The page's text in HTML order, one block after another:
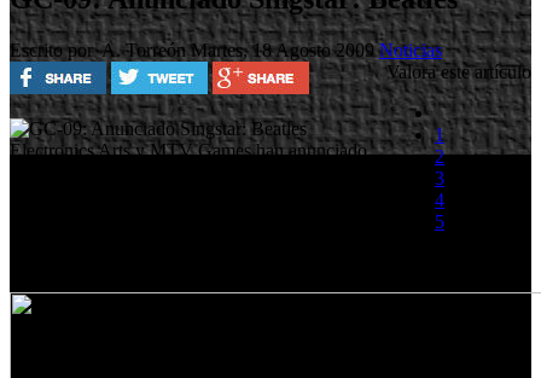
Escrito por A. TorreónMartes, 18 Agosto 2009Noticias
Valora este artículo
1
2
3
4
5
Electronics Arts y MTV Games han anunciado